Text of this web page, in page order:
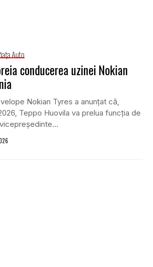
Auto
conducerea uzinei Nokian
Nokian Tyres a anunțat că,
Teppo Huovila va prelua funcția de